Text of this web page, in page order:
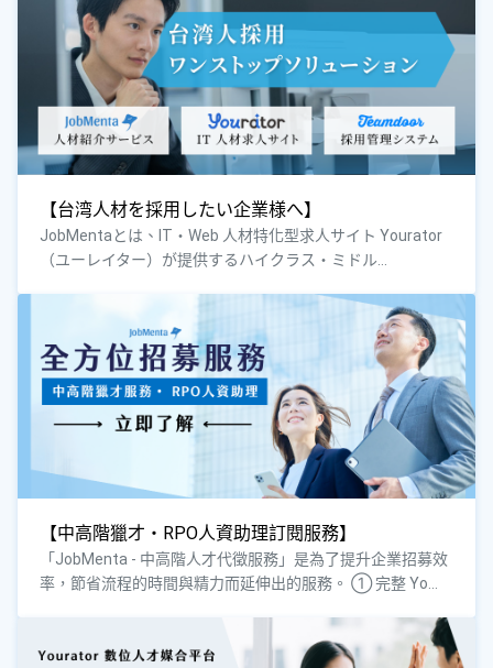
【台湾人材を採用したい企業様へ】
JobMentaとは、IT・Web 人材特化型求人サイト Yourator
（ユーレイター）が提供するハイクラス・ミドル...
【中高階獵才・RPO人資助理訂閱服務】
「JobMenta - 中高階人才代徵服務」是為了提升企業招募效
率，節省流程的時間與精力而延伸出的服務。 ① 完整 Yo...